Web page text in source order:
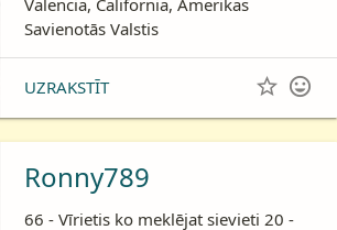
Valencia, California, Amerikas
Savienotās Valstis
UZRAKSTĪT  
Ronny789
66 - Vīrietis ko meklējat sievieti 20 -